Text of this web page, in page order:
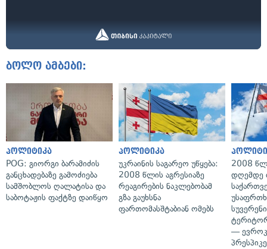
ბოლო ამბები:
პოლიტიკა
POG: გიორგი ბარამიძის
განცხადებაზე გამოძიება
სამშობლოს ღალატისა და
საბოტაჟის ფაქტზე დაიწყო
პოლიტიკა
უკრაინის საგარეო უწყება:
2008 წლის აგრესიაზე
რეაგირების ნაკლებობამ
გზა გაუხსნა
ფართომასშტაბიან ომებს
2008
დღემდე
—